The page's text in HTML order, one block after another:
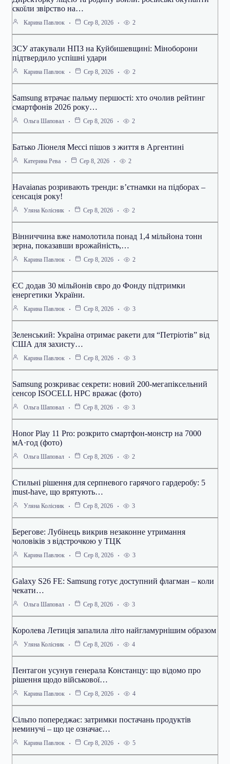
скоїли звірство на…
Карина Павлюк Сер 8, 2026 2
ЗСУ атакували НПЗ на Куйбишевщині: Міноборони
підтвердило успішні удари
Карина Павлюк Сер 8, 2026 2
Samsung втрачає пальму першості: хто очолив рейтинг
смартфонів 2026 року…
Ольга Шаповал Сер 8, 2026 2
Батько Ліонеля Мессі пішов з життя в Аргентині
Катерина Рева Сер 8, 2026 2
Havaianas розривають тренди: в’єтнамки на підборах –
сенсація року!
Уляна Колісник Сер 8, 2026 2
Вінниччина вже намолотила понад 1,4 мільйона тонн
зерна, показавши врожайність,…
Карина Павлюк Сер 8, 2026 2
ЄС додав 30 мільйонів євро до Фонду підтримки
енергетики України.
Карина Павлюк Сер 8, 2026 3
Зеленський: Україна отримає ракети для “Петріотів” від
США для захисту…
Карина Павлюк Сер 8, 2026 3
Samsung розкриває секрети: новий 200-мегапіксельний
сенсор ISOCELL HPC вражає (фото)
Ольга Шаповал Сер 8, 2026 3
Honor Play 11 Pro: розкрито смартфон-монстр на 7000
мА·год (фото)
Ольга Шаповал Сер 8, 2026 2
Стильні рішення для серпневого гарячого гардеробу: 5
must-have, що врятують…
Уляна Колісник Сер 8, 2026 3
Берегове: Лубінець викрив незаконне утримання
чоловіків з відстрочкою у ТЦК
Карина Павлюк Сер 8, 2026 3
Galaxy S26 FE: Samsung готує доступний флагман – коли
чекати…
Ольга Шаповал Сер 8, 2026 3
Королева Летиція запалила літо найгламурнішим образом
Уляна Колісник Сер 8, 2026 4
Пентагон усунув генерала Констанцу: що відомо про
рішення щодо військової…
Карина Павлюк Сер 8, 2026 4
Сільпо попереджає: затримки постачань продуктів
неминучі – що це означає…
Карина Павлюк Сер 8, 2026 5